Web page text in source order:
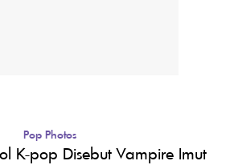
Pop Photos
K-pop Disebut Vampire Imut